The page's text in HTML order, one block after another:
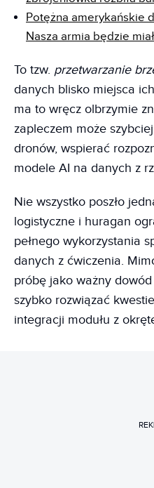
Potężna amerykańskie
Nasza armia będzie
To tzw. przetwarzanie
danych blisko miejsca
ma to wręcz olbrzymie
zapleczem może
dronów, wspierać
modele AI na danych z
Nie wszystko poszło
logistyczne i huragan
pełnego wykorzystania
danych z ćwiczenia.
próbę jako ważny
szybko rozwiązać
integracji modułu z